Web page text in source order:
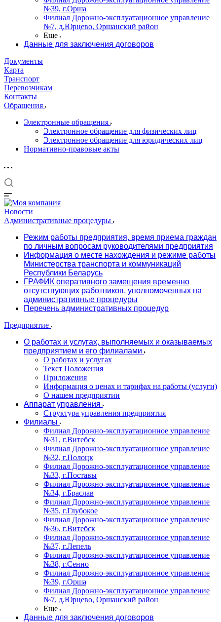
№39, г.Орша
Филиал Дорожно-эксплуатационное управление
№7, д.Юрцево, Оршанский район
Еще
Данные для заключения договоров
Документы
Карта
Транспорт
Перевозчикам
Контакты
Обращения
Электронные обращения
Электронное обращение для физических лиц
Электронное обращение для юридических лиц
Нормативно-правовые акты
Новости
Административные процедуры
Режим работы предприятия, время приема граждан
по личным вопросам руководителями предприятия
Информация о месте нахождения и режиме работы
Министерства транспорта и коммуникаций
Республики Беларусь
ГРАФИК оперативного замещения временно
отсутствующих работников, уполномоченных на
административные процедуры
Перечень административных процедур
Предприятие
О работах и услугах, выполняемых и оказываемых
предприятием и его филиалами
О работах и услугах
Текст Положения
Приложения
Информация о ценах и тарифах на работы (услуги)
О нашем предприятии
Аппарат управления
Структура управления предприятия
Филиалы
Филиал Дорожно-эксплуатационное управление
№31, г.Витебск
Филиал Дорожно-эксплуатационное управление
№32, г.Полоцк
Филиал Дорожно-эксплуатационное управление
№33, г.Поставы
Филиал Дорожно-эксплуатационное управление
№34, г.Браслав
Филиал Дорожно-эксплуатационное управление
№35, г.Глубокое
Филиал Дорожно-эксплуатационное управление
№36, г.Витебск
Филиал Дорожно-эксплуатационное управление
№37, г.Лепель
Филиал Дорожно-эксплуатационное управление
№38, г.Сенно
Филиал Дорожно-эксплуатационное управление
№39, г.Орша
Филиал Дорожно-эксплуатационное управление
№7, д.Юрцево, Оршанский район
Еще
Данные для заключения договоров